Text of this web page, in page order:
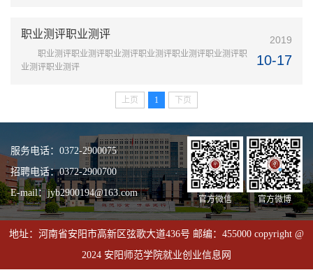
始行动“等问题，平台里还搭载了职业素养提升等相关的专业
指南1、登录方法登录方法一：微信小程序登录，微信小程序
搜索“北森吉讯测评系统”...
职业测评职业测评
职业测评职业测评职业测评职业测评职业测评职业测评职
业测评职业测评
2019
10-17
上页 1 下页
服务电话：0372-2900075
招聘电话：0372-2900700
E-mail：jyb2900194@163.com
官方微信 官方微博
地址：河南省安阳市高新区弦歌大道436号 邮编：455000 copyright @
2024 安阳师范学院就业创业信息网